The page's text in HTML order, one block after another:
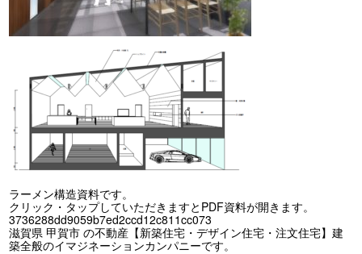
ラーメン構造資料です。
クリック・タップしていただきますとPDF資料が開きます。
3736288dd9059b7ed2ccd12c811cc073
滋賀県 甲賀市 の不動産【新築住宅・デザイン住宅・注文住宅】建
築全般のイマジネーションカンパニーです。